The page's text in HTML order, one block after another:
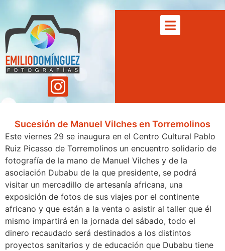
Sucesión de Manuel Vilches en Torremolinos
Este viernes 29 se inaugura en el Centro Cultural Pablo
Ruiz Picasso de Torremolinos un encuentro solidario de
fotografía de la mano de Manuel Vilches y de la
asociación Dubabu de la que presidente, se podrá
visitar un mercadillo de artesanía africana, una
exposición de fotos de sus viajes por el continente
africano y que están a la venta o asistir al taller que él
mismo impartirá en la jornada del sábado, todo el
dinero recaudado será destinados a los distintos
proyectos sanitarios y de educación que Dubabu tiene